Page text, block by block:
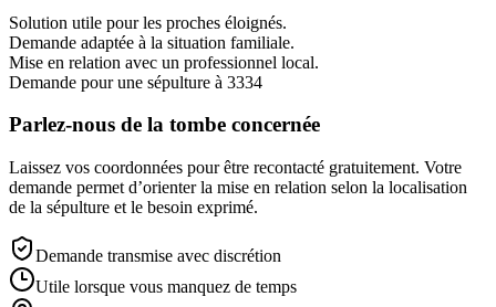
Solution utile pour les proches éloignés.
Demande adaptée à la situation familiale.
Mise en relation avec un professionnel local.
Demande pour une sépulture à 3334
Parlez-nous de la tombe concernée
Laissez vos coordonnées pour être recontacté gratuitement. Votre
demande permet d’orienter la mise en relation selon la localisation
de la sépulture et le besoin exprimé.
Demande transmise avec discrétion
Utile lorsque vous manquez de temps